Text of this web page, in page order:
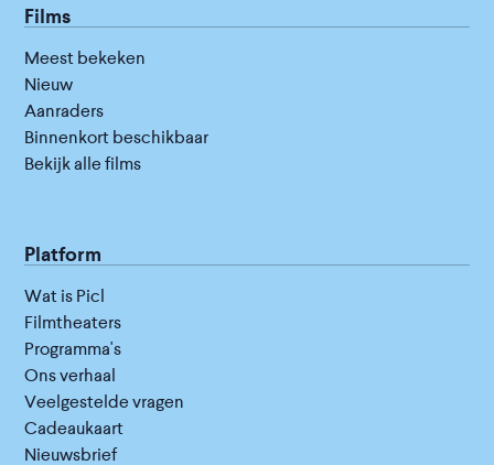
Films
Meest bekeken
Nieuw
Aanraders
Binnenkort beschikbaar
Bekijk alle films
Platform
Wat is Picl
Filmtheaters
Programma's
Ons verhaal
Veelgestelde vragen
Cadeaukaart
Nieuwsbrief